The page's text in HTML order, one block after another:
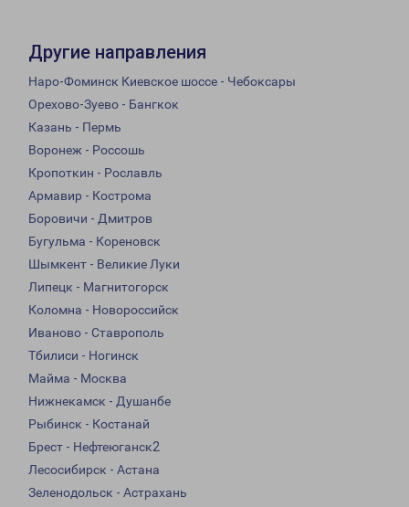
Другие направления
Наро-Фоминск Киевское шоссе - Чебоксары
Орехово-Зуево - Бангкок
Казань - Пермь
Воронеж - Россошь
Кропоткин - Рославль
Армавир - Кострома
Боровичи - Дмитров
Бугульма - Кореновск
Шымкент - Великие Луки
Липецк - Магнитогорск
Коломна - Новороссийск
Иваново - Ставрополь
Тбилиси - Ногинск
Майма - Москва
Нижнекамск - Душанбе
Рыбинск - Костанай
Брест - Нефтеюганск2
Лесосибирск - Астана
Зеленодольск - Астрахань